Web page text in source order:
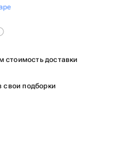
стоимость доставки
свои подборки